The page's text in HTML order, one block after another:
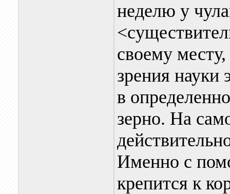
неделю у
своему
зрения науки
в
зерно. На
Именно с
крепится к